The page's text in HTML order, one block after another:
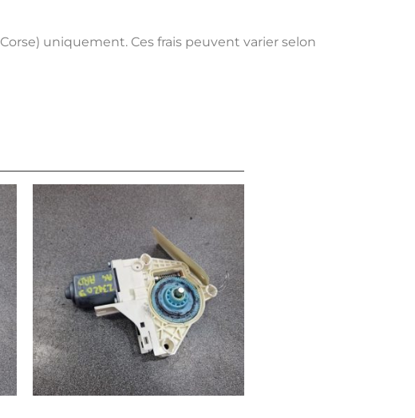
uniquement. Ces frais peuvent varier selon